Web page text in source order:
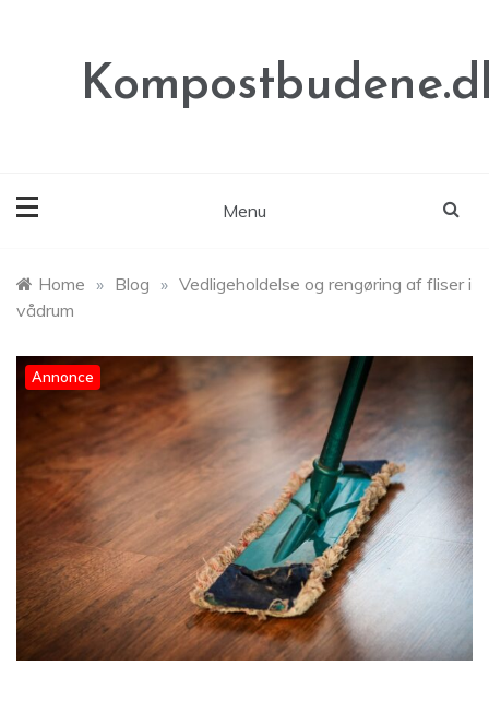
Menu
Home » Blog » Vedligeholdelse og rengøring af fliser i
vådrum
Annonce